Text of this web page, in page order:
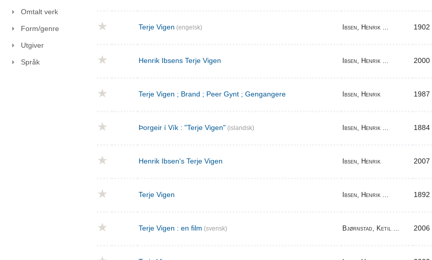
Omtalt verk
Form/genre
Utgiver
Språk
Terje Vigen (engelsk) Ibsen, Henrik ... 1902
Henrik Ibsens Terje Vigen Ibsen, Henrik ... 2000
Terje Vigen ; Brand ; Peer Gynt ; Gengangere Ibsen, Henrik 1987
Þorgeir í Vík : "Terje Vigen" (islandsk) Ibsen, Henrik ... 1884
Henrik Ibsen's Terje Vigen Ibsen, Henrik 2007
Terje Vigen Ibsen, Henrik ... 1892
Terje Vigen : en film (svensk) Bjørnstad, Ketil ... 2006